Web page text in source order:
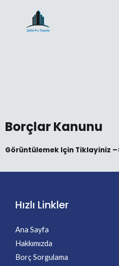
Borçlar Kanunu
Görüntülemek Için Tiklayiniz
Hızlı Linkler
Ana Sayfa
Hakkımızda
Borç Sorgulama